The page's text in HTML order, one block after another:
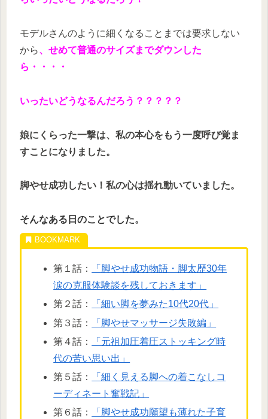
モデルさんのように細くなることまでは要求しない
から、せめて普通のサイズまでダウンした
ら・・・・
いったいどうなるんだろう？？？？？
娘にくらった一撃は、私の本心をもう一度呼び覚ま
すことになりました。
脚やせ成功したい！私の心は揺れ動いていました。
そんなある日のことでした。
第１話：
「脚やせ成功物語・脚太歴30年
涙の克服体験談を残しておきます」
第２話：
「細い脚を夢みた10代20代」
第３話：
「脚やせマッサージ失敗編」
第４話：
「元祖加圧着圧ストッキング時
代の苦い思い出」
第５話：
「細く見える脚への着こなしコ
ーディネート奮戦記」
第６話：
「脚やせ成功願望も薄れた子育